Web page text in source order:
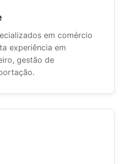
em comércio
experiência em
gestão de